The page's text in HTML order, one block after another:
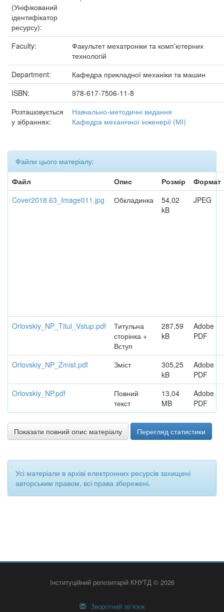
(Уніфікований
ідентифікатор
ресурсу):
Faculty:
Факультет мехатроніки та комп'ютерних
технологій
Department:
Кафедра прикладної механіки та машин
ISBN:
978-617-7506-11-8
Розташовується
у зібраннях:
Навчально-методичні видання
Кафедра механічної інженерії (МІ)
Файли цього матеріалу:
Файл
Опис Розмір
Формат
Cover2018.63_Image011.jpg
Обкладинка
54,02
kB
JPEG
Orlovskiy_NP_Titul_Vstup.pdf
Титульна
сторінка +
Вступ
287,59
kB
Adobe
PDF
Orlovskiy_NP_Zmist.pdf Зміст
305,25
kB
Adobe
PDF
Orlovskiy_NP.pdf
Повний
текст
13,04
MB
Adobe
PDF
Показати повний опис матеріалу Перегляд статистики
Усі матеріали в архіві електронних ресурсів захищені
авторським правом, всі права збережені.
Інституційний репозитарій КНУТД © 2026
Зворотний зв’язок